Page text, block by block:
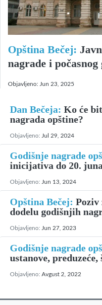
Opština Bečej:
nagrade i
Objavljeno: Jun 23, 2025
Dan Bečeja: Ko će
nagrada opštine?
Objavljeno: Jul 29, 2024
Godišnje nagrade
inicijativa do 20. juna
Objavljeno: Jun 13, 2024
Opština Bečej:
dodelu godišnjih
Objavljeno: Jun 27, 2023
Godišnje nagrade
ustanove,
Objavljeno: Avgust 2, 2022